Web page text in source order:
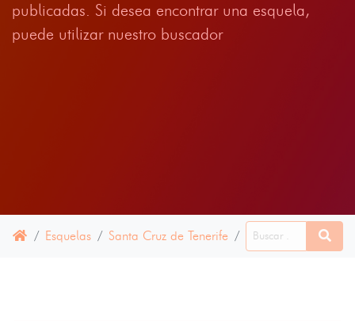
publicadas. Si desea encontrar una esquela,
puede utilizar nuestro buscador
Esquelas Santa Cruz de Tenerife Vallehermoso